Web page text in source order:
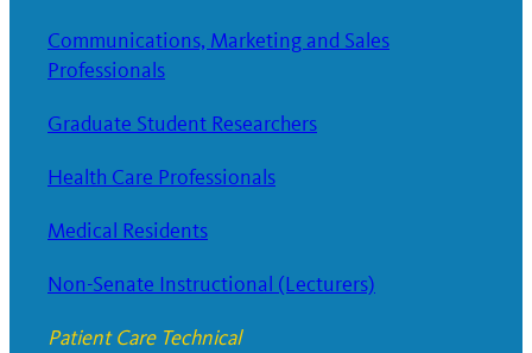
Communications, Marketing and Sales
Professionals
Graduate Student Researchers
Health Care Professionals
Medical Residents
Non-Senate Instructional (Lecturers)
Patient Care Technical